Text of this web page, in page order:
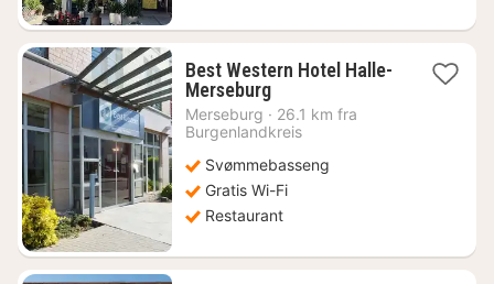
Best Western Hotel Halle-
Merseburg1
natt
fra
kr.
Merseburg · 26.1 km fra
Burgenlandkreis
Svømmebasseng
Gratis Wi-Fi
Restaurant